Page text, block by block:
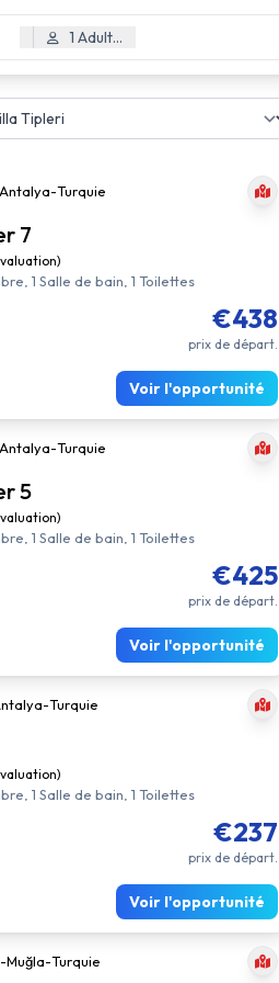
1 Adulte, 0 Enfant
Antalya-Turquie
7
1 Salle de bain, 1 Toilettes
€438
prix de départ.
Voir l'opportunité
Antalya-Turquie
5
1 Salle de bain, 1 Toilettes
€425
prix de départ.
Voir l'opportunité
-Turquie
1 Salle de bain, 1 Toilettes
€237
prix de départ.
Voir l'opportunité
-Muğla-Turquie